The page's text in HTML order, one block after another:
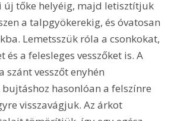
tőke helyéig, majd letisztítjuk
a talpgyökerekig, és óvatosan
Lemetsszük róla a csonkokat,
a felesleges vesszőket is. A
vesszőt enyhén
hasonlóan a felszínre
visszavágjuk. Az árkot